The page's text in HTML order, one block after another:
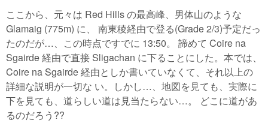
ここから、元々は Red Hills の最高峰、男体山のような
Glamaig (775m) に、 南東稜経由で登る(Grade 2/3)予定だっ
たのだが…、この時点ですでに 13:50。 諦めて Coire na
Sgairde 経由で直接 Sligachan に下ることにした。本では、
Coire na Sgairde 経由としか書いていなくて、それ以上の
詳細な説明が一切な い。しかし…、地図を見ても、実際に
下を見ても、道らしい道は見当たらない…。 どこに道があ
るのだろう??